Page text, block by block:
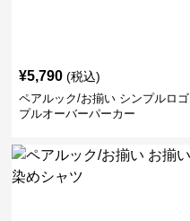
¥5,790 (税込)
ペアルック/お揃い シンプルロゴ
プルオーバーパーカー